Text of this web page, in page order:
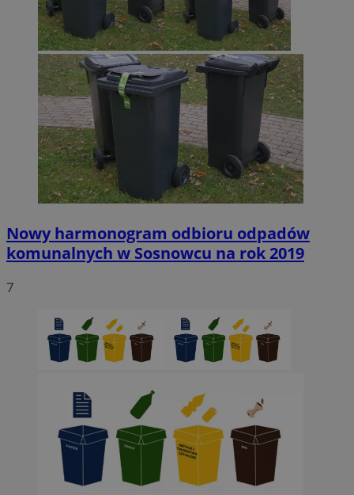
Nowy harmonogram odbioru odpadów
komunalnych w Sosnowcu na rok 2019
7